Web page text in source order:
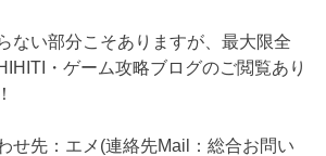
ない部分こそありますが、最大限全
・ゲーム攻略ブログのご閲覧あり
せ先：エメ(連絡先Mail：総合お問い